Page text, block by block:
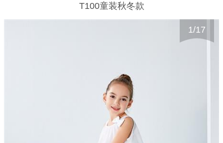
T100童装秋冬款
1/17